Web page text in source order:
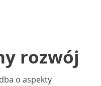
rozwój
o aspekty